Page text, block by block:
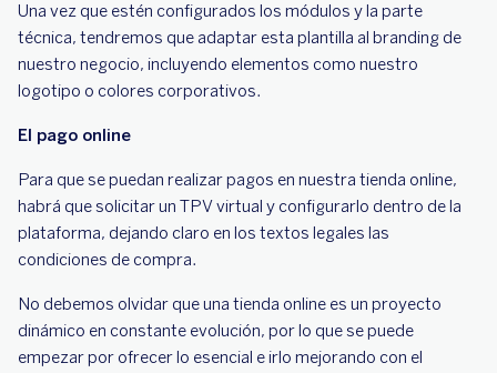
Una vez que estén configurados los módulos y la parte
técnica, tendremos que adaptar esta plantilla al branding de
nuestro negocio, incluyendo elementos como nuestro
logotipo o colores corporativos.
El pago online
Para que se puedan realizar pagos en nuestra tienda online,
habrá que solicitar un TPV virtual y configurarlo dentro de la
plataforma, dejando claro en los textos legales las
condiciones de compra.
No debemos olvidar que una tienda online es un proyecto
dinámico en constante evolución, por lo que se puede
empezar por ofrecer lo esencial e irlo mejorando con el